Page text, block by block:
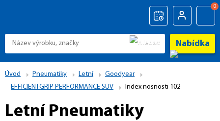
0
Nabídka
Úvod Pneumatiky Letní
Goodyear
EFFICIENTGRIP PERFORMANCE SUV
Index nosnosti 102
Letní Pneumatiky